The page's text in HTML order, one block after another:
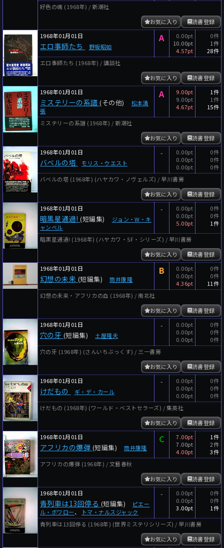
好色の魂 (1968年) / 新潮社
読書登録
お気に入り
1968年01月01日
エロ事師たち 野坂昭如
A
0.00pt
10.00pt
4.57pt
0件
1件
28件
エロ事師たち (1968年) / 講談社
読書登録
お気に入り
1968年01月01日
ミステリーの系譜 (その他)
松本清
張
A
9.00pt
9.00pt
4.67pt
1件
1件
15件
ミステリーの系譜 (1968年) / 新潮社
読書登録
お気に入り
1968年01月01日
バベルの塔 モリス・ウエスト
-
0.00pt
0.00pt
0.00pt
0件
0件
0件
バベルの塔 (1968年) (ハヤカワ・ノヴェルズ) / 早川書房
読書登録
お気に入り
1968年01月01日
暗黒星通過! (短編集)
ジョン・W・キ
ャンベル
-
0.00pt
0.00pt
5.00pt
0件
0件
1件
暗黒星通過! (1968年) (ハヤカワ・SF・シリーズ) / 早川書房
読書登録
お気に入り
1968年01月01日
幻想の未来 (短編集) 筒井康隆
B
0.00pt
0.00pt
4.36pt
0件
0件
11件
幻想の未来・アフリカの血 (1968年) / 南北社
読書登録
お気に入り
1968年01月01日
穴の牙 (短編集) 土屋隆夫
-
0.00pt
0.00pt
0.00pt
0件
0件
0件
穴の牙 (1968年) (さんいちぶっくす) / 三一書房
読書登録
お気に入り
1968年01月01日
けだもの ギ・デ・カール
-
0.00pt
0.00pt
0.00pt
0件
0件
0件
けだもの (1968年) (ワールド・ベストセラーズ) / 集英社
読書登録
お気に入り
1968年01月01日
アフリカの爆弾 (短編集) 筒井康隆
C
7.00pt
7.00pt
4.00pt
1件
2件
3件
アフリカの爆弾 (1968年) / 文藝春秋
読書登録
お気に入り
1968年01月01日
青列車は13回停る (短編集)
ピエー
ル・ボワロー、 トマ・ナルスジャック
-
0.00pt
0.00pt
3.00pt
0件
0件
1件
青列車は13回停る (1968年) (世界ミステリシリーズ) / 早川書房
読書登録
お気に入り